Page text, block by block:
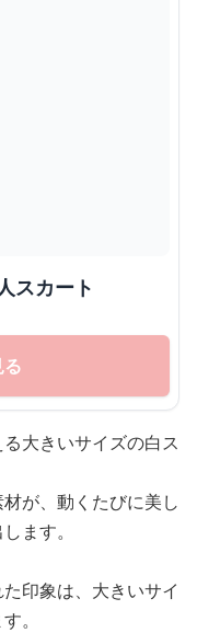
スカート
大きいサイズの白ス
が、動くたびに美し
ます。
印象は、大きいサイ
。